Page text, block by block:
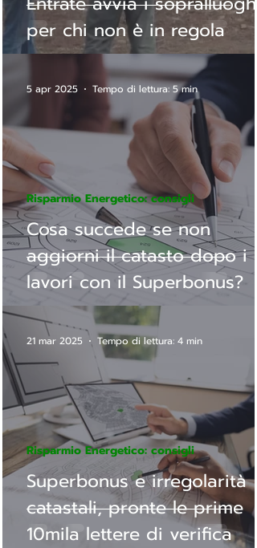
per chi non è in regola
Cosa succede se non
aggiorni il catasto dopo i
lavori con il Superbonus?
Risparmio Energetico: consigli
5 apr 2025 Tempo di lettura: 5 min
Superbonus e irregolarità
catastali, pronte le prime
10mila lettere di verifica
Risparmio Energetico: consigli
21 mar 2025 Tempo di lettura: 4 min